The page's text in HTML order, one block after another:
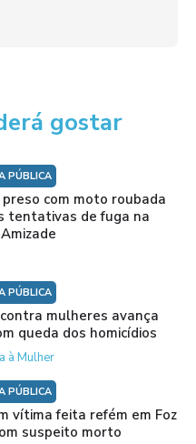
gostar
PÚBLICA
preso com moto roubada
tentativas de fuga na
PÚBLICA
mulheres avança
queda dos homicídios
à Mulher
PÚBLICA
vítima feita refém em Foz
suspeito morto